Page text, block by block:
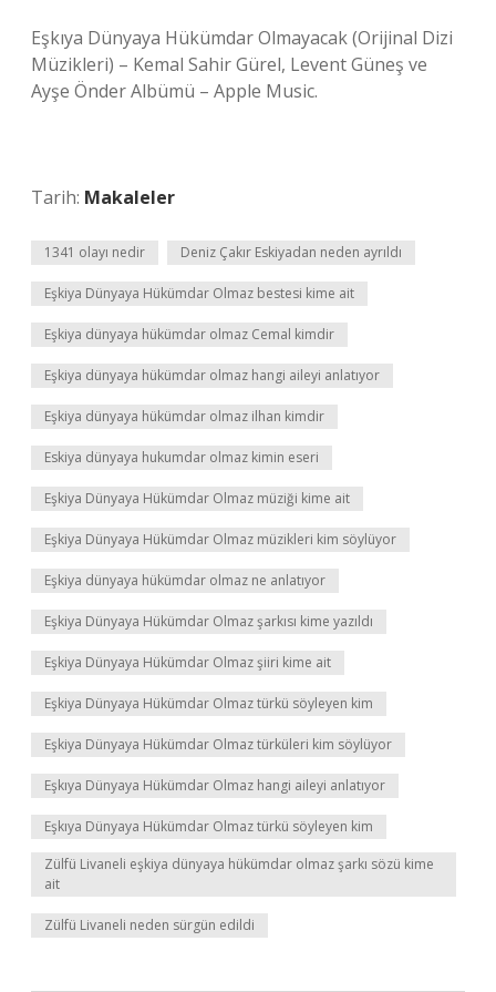
‎Eşkıya Dünyaya Hükümdar Olmayacak (Orijinal Dizi
Müzikleri) – Kemal Sahir Gürel, Levent Güneş ve
Ayşe Önder Albümü – Apple Music.
Tarih: Makaleler
1341 olayı nedir Deniz Çakır Eskiyadan neden ayrıldı
Eşkiya Dünyaya Hükümdar Olmaz bestesi kime ait
Eşkiya dünyaya hükümdar olmaz Cemal kimdir
Eşkiya dünyaya hükümdar olmaz hangi aileyi anlatıyor
Eşkiya dünyaya hükümdar olmaz ilhan kimdir
Eskiya dünyaya hukumdar olmaz kimin eseri
Eşkiya Dünyaya Hükümdar Olmaz müziği kime ait
Eşkiya Dünyaya Hükümdar Olmaz müzikleri kim söylüyor
Eşkiya dünyaya hükümdar olmaz ne anlatıyor
Eşkiya Dünyaya Hükümdar Olmaz şarkısı kime yazıldı
Eşkiya Dünyaya Hükümdar Olmaz şiiri kime ait
Eşkiya Dünyaya Hükümdar Olmaz türkü söyleyen kim
Eşkiya Dünyaya Hükümdar Olmaz türküleri kim söylüyor
Eşkıya Dünyaya Hükümdar Olmaz hangi aileyi anlatıyor
Eşkıya Dünyaya Hükümdar Olmaz türkü söyleyen kim
Zülfü Livaneli eşkiya dünyaya hükümdar olmaz şarkı sözü kime
ait
Zülfü Livaneli neden sürgün edildi